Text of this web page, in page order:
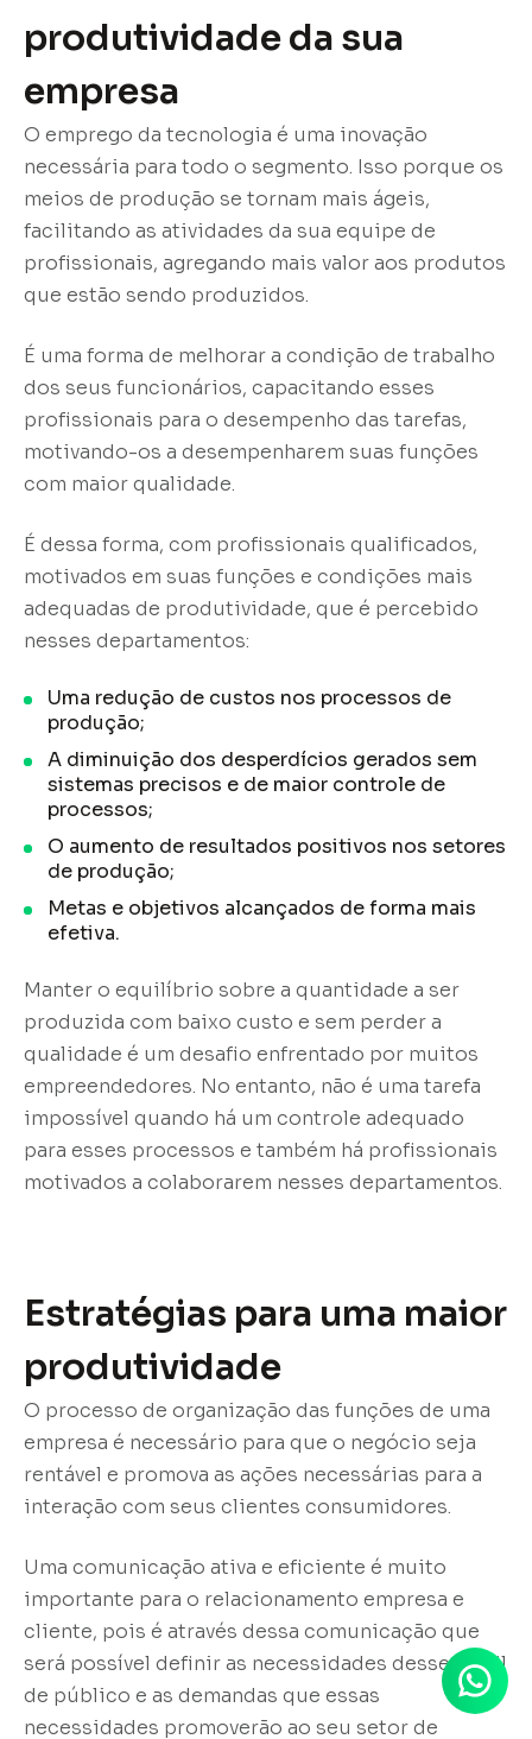
produtividade da sua
empresa
O emprego da tecnologia é uma inovação
necessária para todo o segmento. Isso porque os
meios de produção se tornam mais ágeis,
facilitando as atividades da sua equipe de
profissionais, agregando mais valor aos produtos
que estão sendo produzidos.
É uma forma de melhorar a condição de trabalho
dos seus funcionários, capacitando esses
profissionais para o desempenho das tarefas,
motivando-os a desempenharem suas funções
com maior qualidade.
É dessa forma, com profissionais qualificados,
motivados em suas funções e condições mais
adequadas de produtividade, que é percebido
nesses departamentos:
Uma redução de custos nos processos de
produção;
A diminuição dos desperdícios gerados sem
sistemas precisos e de maior controle de
processos;
O aumento de resultados positivos nos setores
de produção;
Metas e objetivos alcançados de forma mais
efetiva.
Manter o equilíbrio sobre a quantidade a ser
produzida com baixo custo e sem perder a
qualidade é um desafio enfrentado por muitos
empreendedores. No entanto, não é uma tarefa
impossível quando há um controle adequado
para esses processos e também há profissionais
motivados a colaborarem nesses departamentos.
Estratégias para uma maior
produtividade
O processo de organização das funções de uma
empresa é necessário para que o negócio seja
rentável e promova as ações necessárias para a
interação com seus clientes consumidores.
Uma comunicação ativa e eficiente é muito
importante para o relacionamento empresa e
cliente, pois é através dessa comunicação que
será possível definir as necessidades desse perfil
de público e as demandas que essas
necessidades promoverão ao seu setor de